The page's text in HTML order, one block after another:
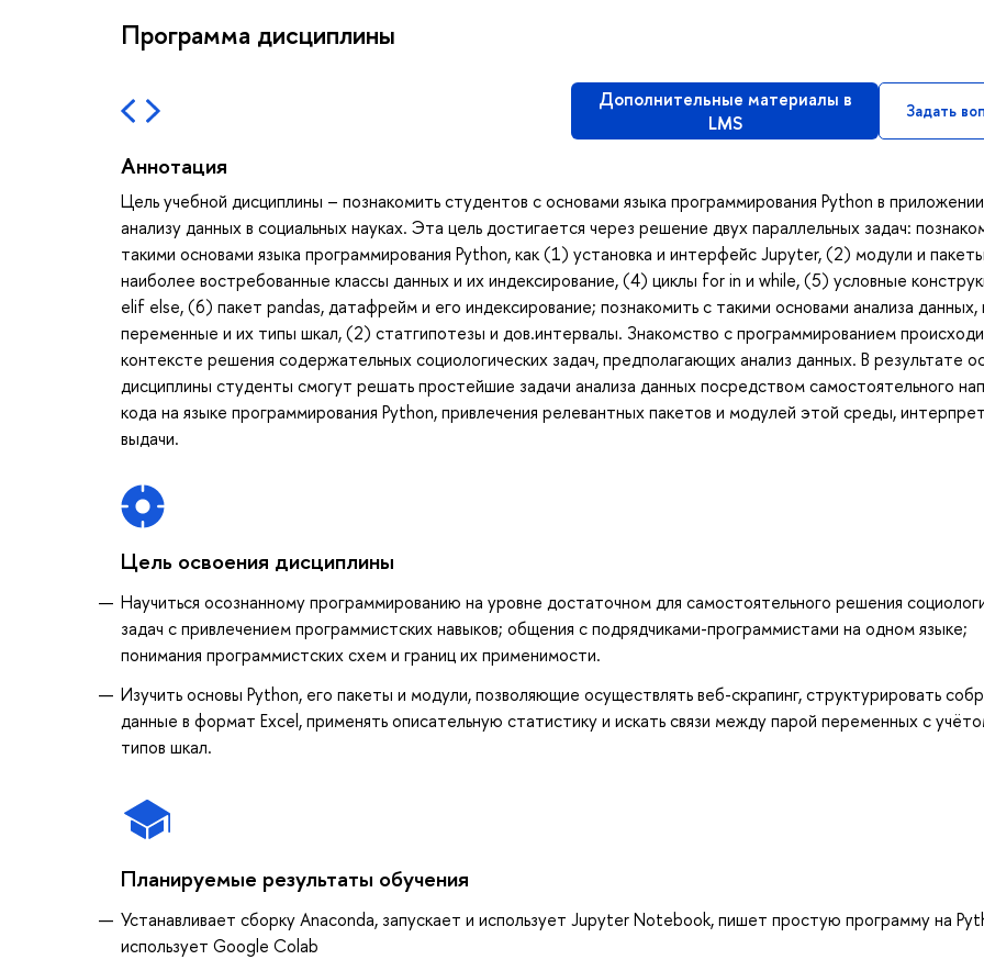
Программа дисциплины
Дополнительные материалы в
LMS
Задать
Аннотация
Цель учебной дисциплины – познакомить студентов с основами языка программирования Python в
анализу данных в социальных науках. Эта цель достигается через решение двух параллельных задач:
такими основами языка программирования Python, как (1) установка и интерфейс Jupyter, (2) модули и
наиболее востребованные классы данных и их индексирование, (4) циклы for in и while, (5) условные
elif else, (6) пакет pandas, датафрейм и его индексирование; познакомить с такими основами анализа данных,
переменные и их типы шкал, (2) статгипотезы и дов.интервалы. Знакомство с программированием
контексте решения содержательных социологических задач, предполагающих анализ данных. В результате
дисциплины студенты смогут решать простейшие задачи анализа данных посредством самостоятельного
кода на языке программирования Python, привлечения релевантных пакетов и модулей этой среды,
выдачи.
Цель освоения дисциплины
Научиться осознанному программированию на уровне достаточном для самостоятельного решения
задач с привлечением программистских навыков; общения с подрядчиками-программистами на одном языке;
понимания программистских схем и границ их применимости.
Изучить основы Python, его пакеты и модули, позволяющие осуществлять веб-скрапинг, структурировать
данные в формат Excel, применять описательную статистику и искать связи между парой переменных с
типов шкал.
Планируемые результаты обучения
Устанавливает сборку Anaconda, запускает и использует Jupyter Notebook, пишет простую программу на
использует Google Colab